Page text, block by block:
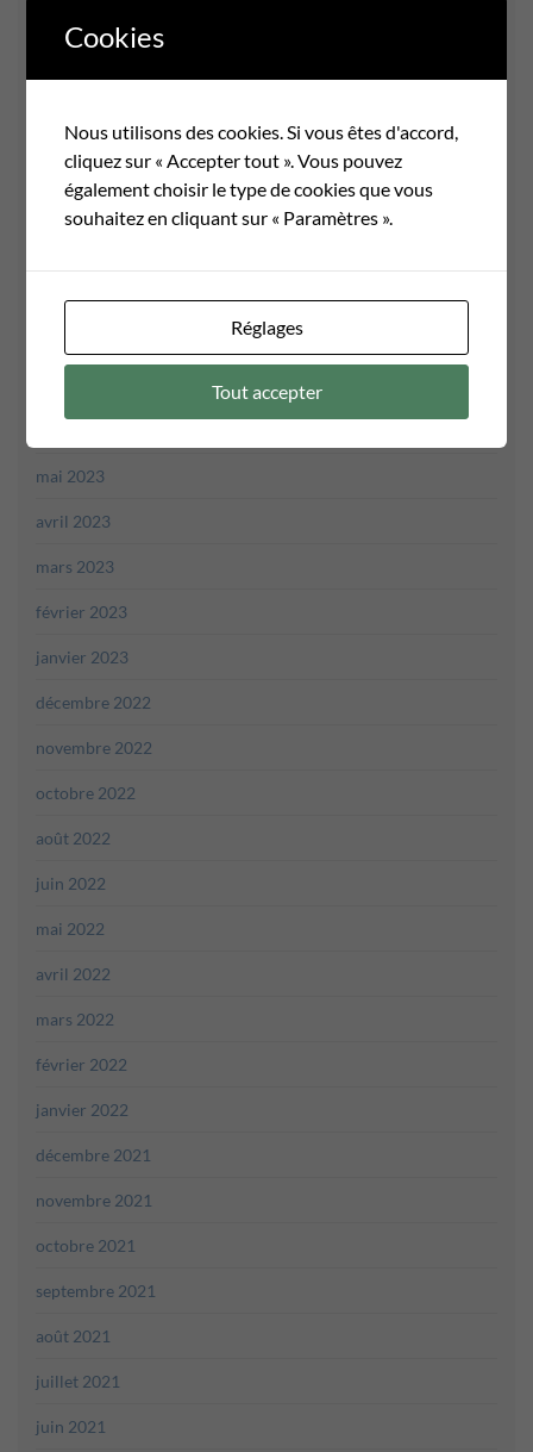
mars 2024
décembre 2023
novembre 2023
septembre 2023
mai 2023
avril 2023
mars 2023
février 2023
janvier 2023
décembre 2022
novembre 2022
octobre 2022
août 2022
juin 2022
mai 2022
avril 2022
mars 2022
février 2022
janvier 2022
décembre 2021
novembre 2021
octobre 2021
septembre 2021
août 2021
juillet 2021
juin 2021
Cookies
Nous utilisons des cookies. Si vous êtes d'accord,
cliquez sur « Accepter tout ». Vous pouvez
également choisir le type de cookies que vous
souhaitez en cliquant sur « Paramètres ».
Réglages
Tout accepter